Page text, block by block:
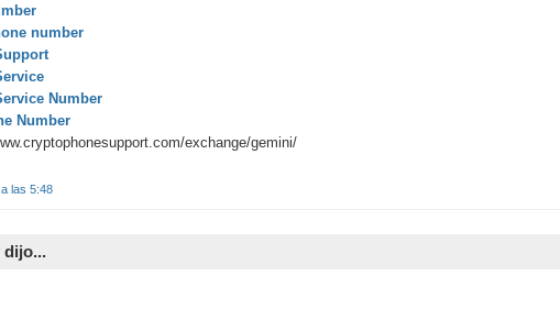
number
Number
Number
exchange/gemini/
las 5:48
dijo...